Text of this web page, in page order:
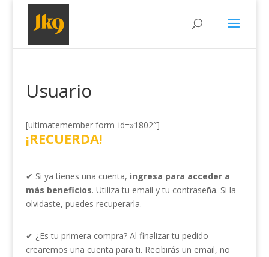
Usuario
[ultimatemember form_id=»1802″]
¡RECUERDA!
✔ Si ya tienes una cuenta, ingresa para acceder a
más beneficios. Utiliza tu email y tu contraseña. Si la
olvidaste, puedes recuperarla.
✔ ¿Es tu primera compra? Al finalizar tu pedido
crearemos una cuenta para ti. Recibirás un email, no